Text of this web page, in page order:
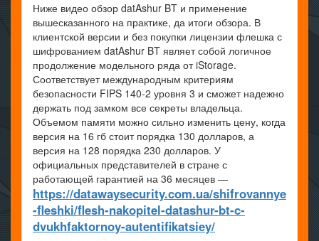
Ниже видео обзор datAshur BT и применение
вышесказанного на практике, да итоги обзора. В
клиентской версии и без покупки лицензии флешка с
шифрованием datAshur BT являет собой логичное
продолжение модельного ряда от iStorage.
Соответствует международным критериям
безопасности FIPS 140-2 уровня 3 и сможет надежно
держать под замком все секреты владельца.
Объемом памяти можно сильно изменить цену, когда
версия на 16 гб стоит порядка 130 долларов, а
версия на 128 порядка 230 долларов. У
официальных представителей в стране с
работающей гарантией на 36 месяцев —
https://datawaysecurity.com.ua/shifrovannye
-fleshki/flesh-nakopitel-datashur-bt-c-
dvukhfaktornoy-autentifikatsiey/